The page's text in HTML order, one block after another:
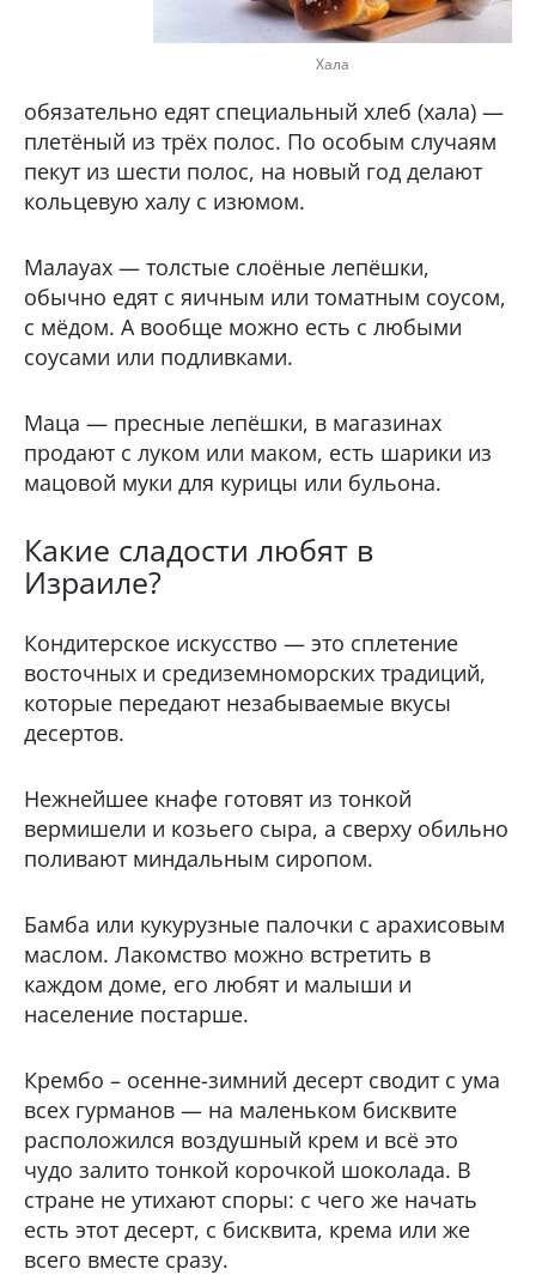
Хала
обязательно едят специальный хлеб (хала) —
плетёный из трёх полос. По особым случаям
пекут из шести полос, на новый год делают
кольцевую халу с изюмом.
Малауах — толстые слоёные лепёшки,
обычно едят с яичным или томатным соусом,
с мёдом. А вообще можно есть с любыми
соусами или подливками.
Маца — пресные лепёшки, в магазинах
продают с луком или маком, есть шарики из
мацовой муки для курицы или бульона.
Какие сладости любят в
Израиле?
Кондитерское искусство — это сплетение
восточных и средиземноморских традиций,
которые передают незабываемые вкусы
десертов.
Нежнейшее кнафе готовят из тонкой
вермишели и козьего сыра, а сверху обильно
поливают миндальным сиропом.
Бамба или кукурузные палочки с арахисовым
маслом. Лакомство можно встретить в
каждом доме, его любят и малыши и
население постарше.
Крембо – осенне-зимний десерт сводит с ума
всех гурманов — на маленьком бисквите
расположился воздушный крем и всё это
чудо залито тонкой корочкой шоколада. В
стране не утихают споры: с чего же начать
есть этот десерт, с бисквита, крема или же
всего вместе сразу.